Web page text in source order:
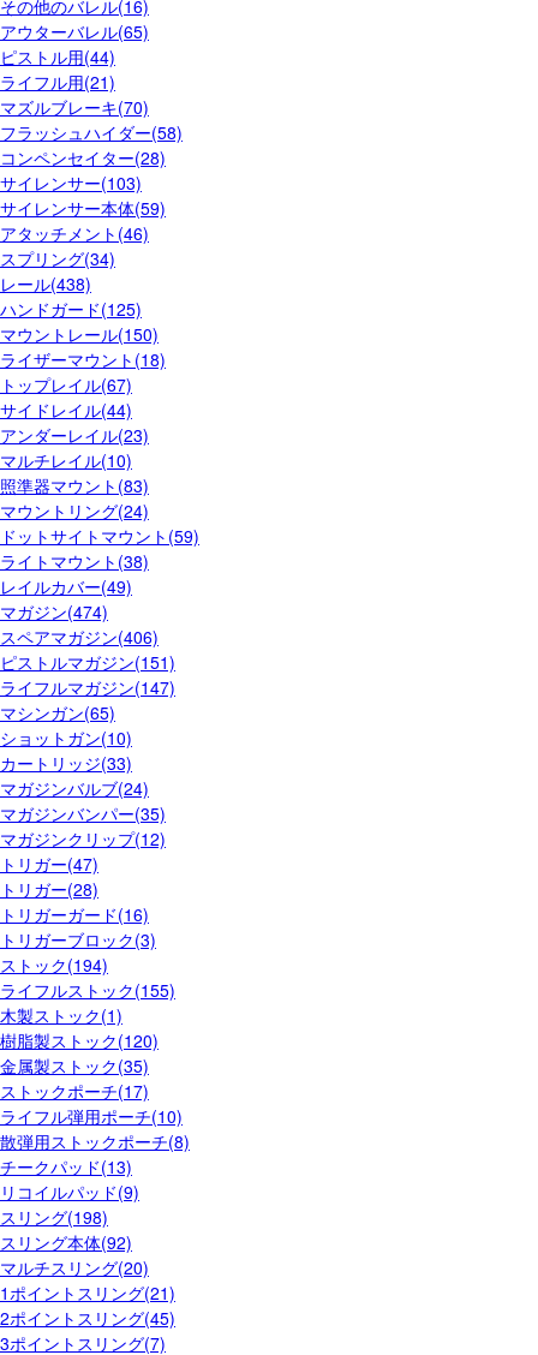
その他のバレル(16)
アウターバレル(65)
ピストル用(44)
ライフル用(21)
マズルブレーキ(70)
フラッシュハイダー(58)
コンペンセイター(28)
サイレンサー(103)
サイレンサー本体(59)
アタッチメント(46)
スプリング(34)
レール(438)
ハンドガード(125)
マウントレール(150)
ライザーマウント(18)
トップレイル(67)
サイドレイル(44)
アンダーレイル(23)
マルチレイル(10)
照準器マウント(83)
マウントリング(24)
ドットサイトマウント(59)
ライトマウント(38)
レイルカバー(49)
マガジン(474)
スペアマガジン(406)
ピストルマガジン(151)
ライフルマガジン(147)
マシンガン(65)
ショットガン(10)
カートリッジ(33)
マガジンバルブ(24)
マガジンバンパー(35)
マガジンクリップ(12)
トリガー(47)
トリガー(28)
トリガーガード(16)
トリガーブロック(3)
ストック(194)
ライフルストック(155)
木製ストック(1)
樹脂製ストック(120)
金属製ストック(35)
ストックポーチ(17)
ライフル弾用ポーチ(10)
散弾用ストックポーチ(8)
チークパッド(13)
リコイルパッド(9)
スリング(198)
スリング本体(92)
マルチスリング(20)
1ポイントスリング(21)
2ポイントスリング(45)
3ポイントスリング(7)